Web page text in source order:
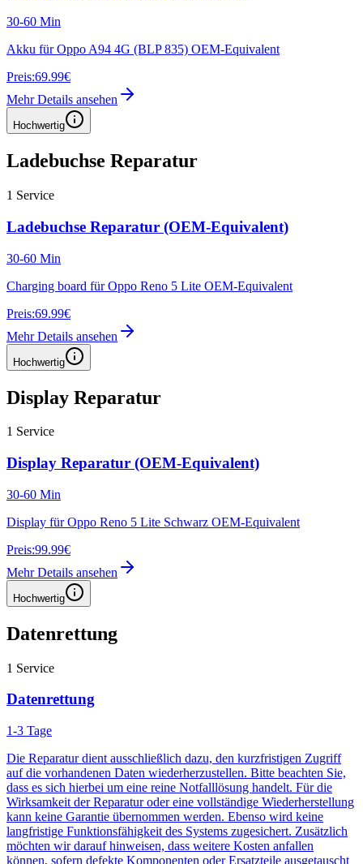
30-60 Min
Akku für Oppo A94 4G (BLP 835) OEM-Equivalent
Preis:69.99€
Mehr Details ansehen
Hochwertig
Ladebuchse Reparatur
1 Service
Ladebuchse Reparatur (OEM-Equivalent)
30-60 Min
Charging board für Oppo Reno 5 Lite OEM-Equivalent
Preis:69.99€
Mehr Details ansehen
Hochwertig
Display Reparatur
1 Service
Display Reparatur (OEM-Equivalent)
30-60 Min
Display für Oppo Reno 5 Lite Schwarz OEM-Equivalent
Preis:99.99€
Mehr Details ansehen
Hochwertig
Datenrettung
1 Service
Datenrettung
1-3 Tage
Die Reparatur dient ausschließlich dazu, den kurzfristigen Zugriff
auf die vorhandenen Daten wiederherzustellen. Bitte beachten Sie,
dass es sich hierbei um eine reine Notfalllösung handelt. Für die
Wirksamkeit der Reparatur oder eine vollständige Wiederherstellung
kann keine Garantie übernommen werden. Ebenso wird keine
langfristige Funktionsfähigkeit des Systems zugesichert. Zusätzlich
möchten wir darauf hinweisen, dass weitere Kosten anfallen
können, sofern defekte Komponenten oder Ersatzteile ausgetauscht